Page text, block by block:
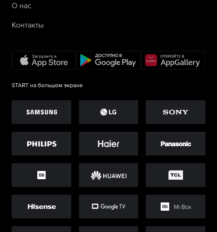
О нас
Контакты
START на большом экране